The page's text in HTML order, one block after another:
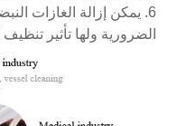
6. يمكن إزالة الغازات
الضرورية ولها تأثير